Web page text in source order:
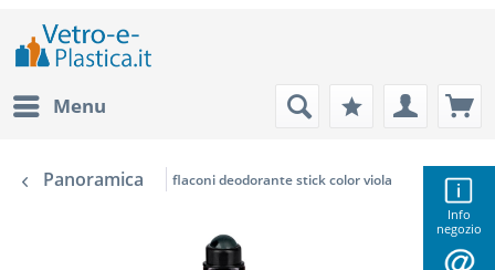
Info
negozio
Menu
Panoramica flaconi deodorante stick color viola